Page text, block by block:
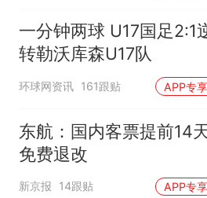
一分钟两球 U17国足2:1
转勒沃库森U17队
环球网资讯 161跟贴 APP专享
东航：国内客票提前14
免费退改
新京报 14跟贴 APP专享